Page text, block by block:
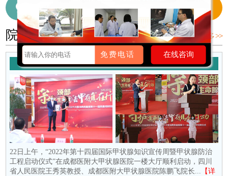
在线咨询医生 028-65718655
院内新闻 更多 >>
守护颈部生命腺 去“甲”存真在行动
22日上午，“2022年第十四届国际甲状腺知识宣传周暨甲状腺防治
工程启动仪式”在成都医附大甲状腺医院一楼大厅顺利启动，四川
省人民医院王秀英教授、成都医附大甲状腺医院陈鹏飞院长...
【详
免费电话 在线咨询